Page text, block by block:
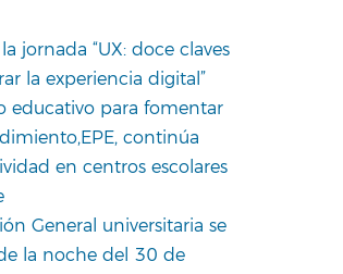
jornada “UX: doce claves
la experiencia digital”
educativo para fomentar
continúa
en centros escolares
General universitaria se
la noche del 30 de